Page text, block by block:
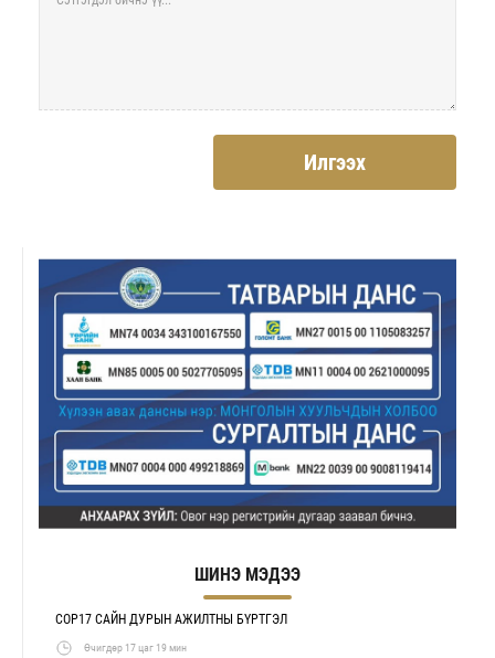
Илгээх
ШИНЭ МЭДЭЭ
COP17 САЙН ДУРЫН АЖИЛТНЫ БҮРТГЭЛ
Өчигдөр 17 цаг 19 мин